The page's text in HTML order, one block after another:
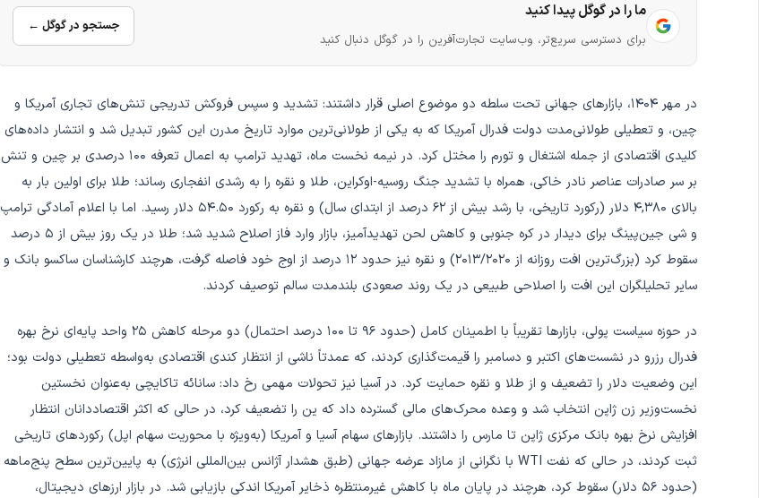
ما را در گوگل پیدا کنید
برای دسترسی سریع‌تر، وب‌سایت تجارت‌آفرین را در گوگل دنبال کنید
جستجو در گوگل ←
در مهر ۱۴۰۴، بازارهای جهانی تحت سلطه دو موضوع اصلی قرار داشتند: تشدید و سپس فروکش تدریجی تنش‌های تجاری آمریکا و
چین، و تعطیلی طولانی‌مدت دولت فدرال آمریکا که به یکی از طولانی‌ترین موارد تاریخ مدرن این کشور تبدیل شد و انتشار داده‌های
کلیدی اقتصادی از جمله اشتغال و تورم را مختل کرد. در نیمه نخست ماه، تهدید ترامپ به اعمال تعرفه ۱۰۰ درصدی بر چین و تنش
بر سر صادرات عناصر نادر خاکی، همراه با تشدید جنگ روسیه-اوکراین، طلا و نقره را به رشدی انفجاری رساند؛ طلا برای اولین بار به
بالای ۴,۳۸۰ دلار (رکورد تاریخی، با رشد بیش از ۶۲ درصد از ابتدای سال) و نقره به رکورد ۵۴.۵۰ دلار رسید. اما با اعلام آمادگی ترامپ
و شی جین‌پینگ برای دیدار در کره جنوبی و کاهش لحن تهدیدآمیز، بازار وارد فاز اصلاح شدید شد؛ طلا در یک روز بیش از ۵ درصد
سقوط کرد (بزرگ‌ترین افت روزانه از ۲۰۱۳/۲۰۲۰) و نقره نیز حدود ۱۲ درصد از اوج خود فاصله گرفت، هرچند کارشناسان ساکسو بانک و
سایر تحلیلگران این افت را اصلاحی طبیعی در یک روند صعودی بلندمدت سالم توصیف کردند.
در حوزه سیاست پولی، بازارها تقریباً با اطمینان کامل (حدود ۹۶ تا ۱۰۰ درصد احتمال) دو مرحله کاهش ۲۵ واحد پایه‌ای نرخ بهره
فدرال رزرو در نشست‌های اکتبر و دسامبر را قیمت‌گذاری کردند، که عمدتاً ناشی از انتظار کندی اقتصادی به‌واسطه تعطیلی دولت بود؛
این وضعیت دلار را تضعیف و از طلا و نقره حمایت کرد. در آسیا نیز تحولات مهمی رخ داد: سانائه تاکایچی به‌عنوان نخستین
نخست‌وزیر زن ژاپن انتخاب شد و وعده محرک‌های مالی گسترده داد که ین را تضعیف کرد، در حالی که اکثر اقتصاددانان انتظار
افزایش نرخ بهره بانک مرکزی ژاپن تا مارس را داشتند. بازارهای سهام آسیا و آمریکا (به‌ویژه با محوریت سهام اپل) رکوردهای تاریخی
ثبت کردند، در حالی که نفت WTI با نگرانی از مازاد عرضه جهانی (طبق هشدار آژانس بین‌المللی انرژی) به پایین‌ترین سطح پنج‌ماهه
(حدود ۵۶ دلار) سقوط کرد، هرچند در پایان ماه با کاهش غیرمنتظره ذخایر آمریکا اندکی بازیابی شد. در بازار ارزهای دیجیتال،